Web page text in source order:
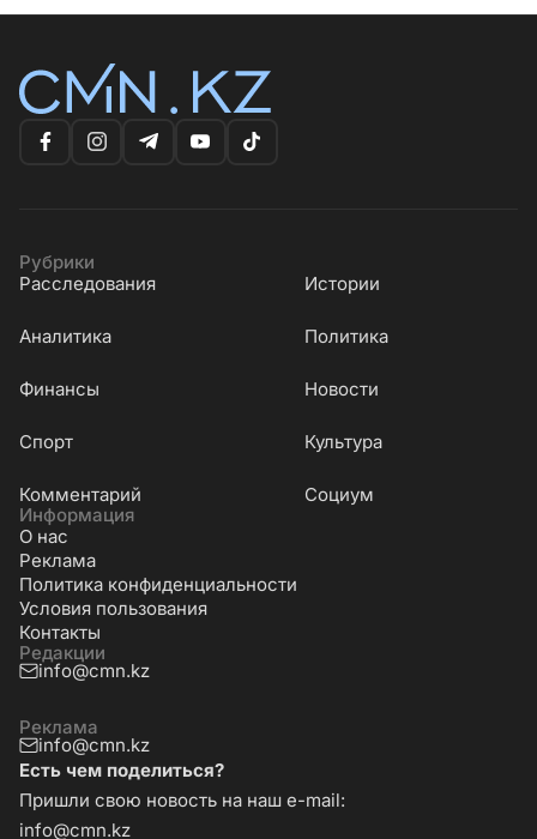
Рубрики
Расследования
Истории
Аналитика Политика
Финансы Новости
Cпорт Культура
Комментарий
Социум
Информация
О нас
Реклама
Политика конфиденциальности
Условия пользования
Контакты
Редакции
info@cmn.kz
Реклама
info@cmn.kz
Есть чем поделиться?
Пришли свою новость на наш e-mail:
info@cmn.kz